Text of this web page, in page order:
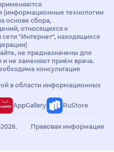
(информационные технологии
основе сбора,
относящихся к
"Интернет", находящихся
не предназначены для
и не заменяют приём врача.
консультация
в области информационных
AppGallery RuStore
Правовая информация